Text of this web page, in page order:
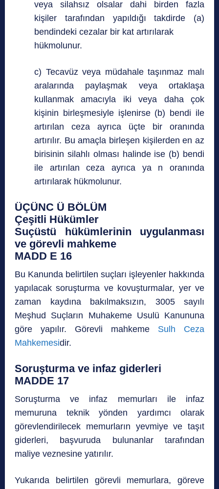
veya silahsız olsalar dahi birden fazla
kişiler tarafından yapıldığı takdirde (a)
bendindeki cezalar bir kat artırılarak
hükmolunur.
c) Tecavüz veya müdahale taşınmaz malı
aralarında paylaşmak veya ortaklaşa
kullanmak amacıyla iki veya daha çok
kişinin birleşmesiyle işlenirse (b) bendi ile
artırılan ceza ayrıca üçte bir oranında
artırılır. Bu amaçla birleşen kişilerden en az
birisinin silahlı olması halinde ise (b) bendi
ile artırılan ceza ayrıca ya n oranında
artırılarak hükmolunur.
ÜÇÜNC Ü BÖLÜM
Çeşitli Hükümler
Suçüstü hükümlerinin uygulanması
ve görevli mahkeme
MADD E 16
Bu Kanunda belirtilen suçları işleyenler hakkında
yapılacak soruşturma ve kovuşturmalar, yer ve
zaman kaydına bakılmaksızın, 3005 sayılı
Meşhud Suçların Muhakeme Usulü Kanununa
göre yapılır. Görevli mahkeme Sulh Ceza
Mahkemesidir.
Soruşturma ve infaz giderleri
MADDE 17
Soruşturma ve infaz memurları ile infaz
memuruna teknik yönden yardımcı olarak
görevlendirilecek memurların yevmiye ve taşıt
giderleri, başvuruda bulunanlar tarafından
maliye veznesine yatırılır.
Yukarıda belirtilen görevli memurlara, göreve